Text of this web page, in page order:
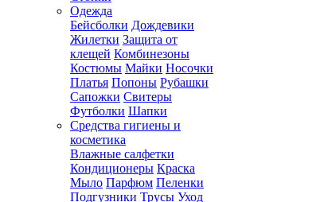
Одежда
Бейсболки Дождевики
Жилетки Защита от
клещей Комбинезоны
Костюмы Майки Носочки
Платья Попоны Рубашки
Сапожки Свитеры
Футболки Шапки
Средства гигиены и
косметика
Влажные салфетки
Кондиционеры Краска
Мыло Парфюм Пеленки
Подгузники Трусы Уход